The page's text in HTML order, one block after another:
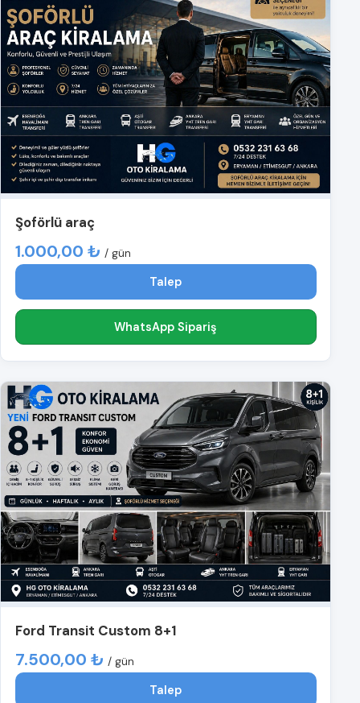
Şoförlü araç
1.000,00 ₺ / gün
Talep
WhatsApp Sipariş
Ford Transit Custom 8+1
7.500,00 ₺ / gün
Talep